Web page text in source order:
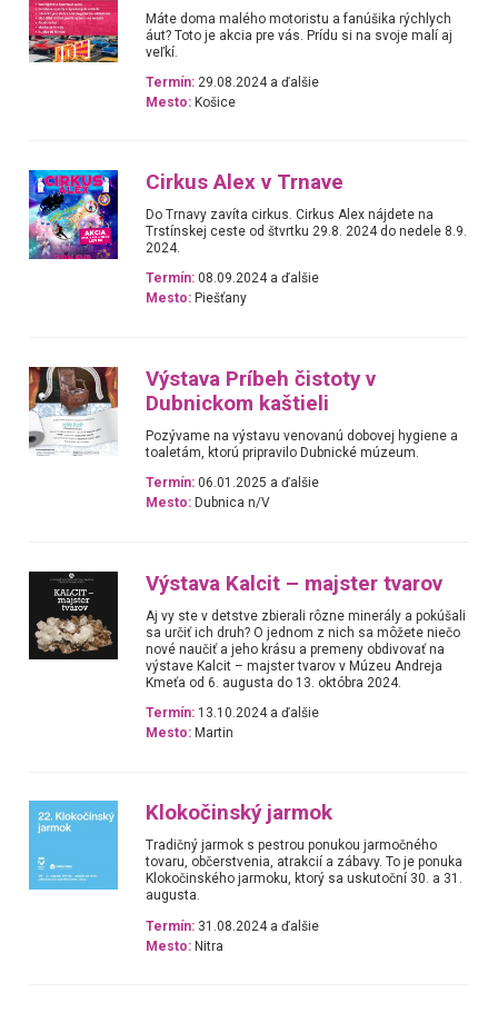
Máte doma malého motoristu a fanúšika rýchlych
áut? Toto je akcia pre vás. Prídu si na svoje malí aj
veľkí.
Termín: 29.08.2024 a ďalšie
Mesto: Košice
Cirkus Alex v Trnave
Do Trnavy zavíta cirkus. Cirkus Alex nájdete na
Trstínskej ceste od štvrtku 29.8. 2024 do nedele 8.9.
2024.
Termín: 08.09.2024 a ďalšie
Mesto: Piešťany
Výstava Príbeh čistoty v
Dubnickom kaštieli
Pozývame na výstavu venovanú dobovej hygiene a
toaletám, ktorú pripravilo Dubnické múzeum.
Termín: 06.01.2025 a ďalšie
Mesto: Dubnica n/V
Výstava Kalcit – majster tvarov
Aj vy ste v detstve zbierali rôzne minerály a pokúšali
sa určiť ich druh? O jednom z nich sa môžete niečo
nové naučiť a jeho krásu a premeny obdivovať na
výstave Kalcit – majster tvarov v Múzeu Andreja
Kmeťa od 6. augusta do 13. októbra 2024.
Termín: 13.10.2024 a ďalšie
Mesto: Martin
Klokočinský jarmok
Tradičný jarmok s pestrou ponukou jarmočného
tovaru, občerstvenia, atrakcií a zábavy. To je ponuka
Klokočinského jarmoku, ktorý sa uskutoční 30. a 31.
augusta.
Termín: 31.08.2024 a ďalšie
Mesto: Nitra